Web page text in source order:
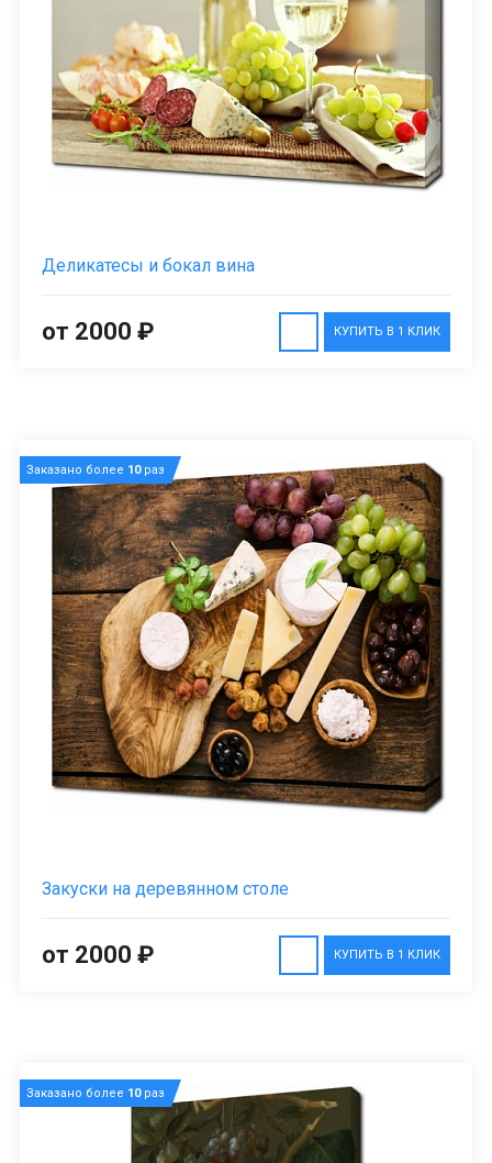
Деликатесы и бокал вина
КУПИТЬ В 1 КЛИК
от 2000 ₽
Заказано более 10раз
Закуски на деревянном столе
КУПИТЬ В 1 КЛИК
от 2000 ₽
Заказано более 10раз